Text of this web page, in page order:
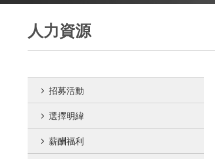
人力資源
招募活動
選擇明緯
薪酬福利